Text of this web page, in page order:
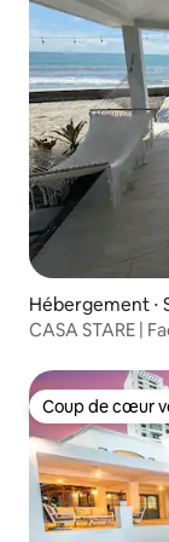
Hébergement ⋅
CASA STARE |
Coup de cœur
Coup de cœur